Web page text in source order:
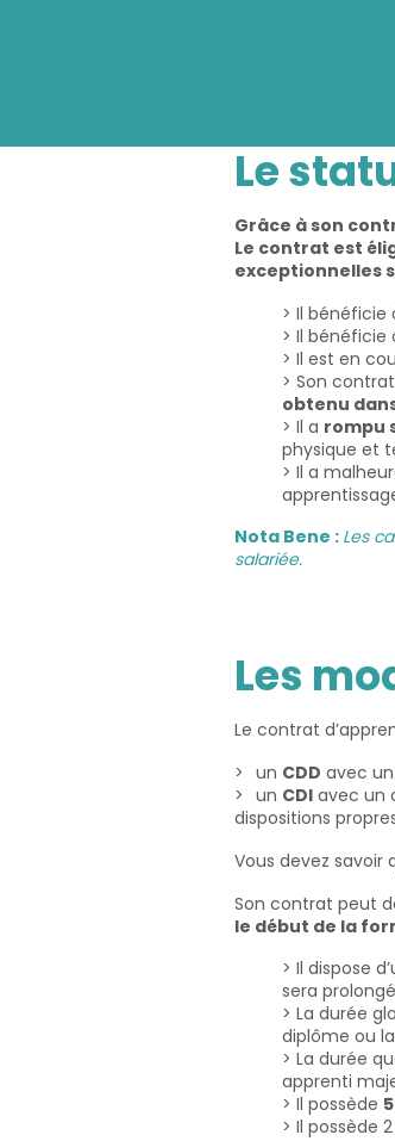
Le
Grâce à son
Le contrat est
exceptionnelles
> Il bénéficie
> Il
> Il est en
> Son
obtenu
> Il a rompu
physique et
> Il a
Nota Bene : Les
salariée.
Les
Le contrat
un CDD avec
un CDI avec un
dispositions
Vous devez savoir
Son contrat peut
le début de la
> Il dispose
sera
> La durée
diplôme ou
> La durée
apprenti
> Il possède
> Il possède